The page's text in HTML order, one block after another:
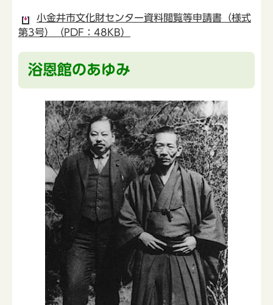
小金井市文化財センター資料閲覧等申請書（様式
第3号）（PDF：48KB）
浴恩館のあゆみ